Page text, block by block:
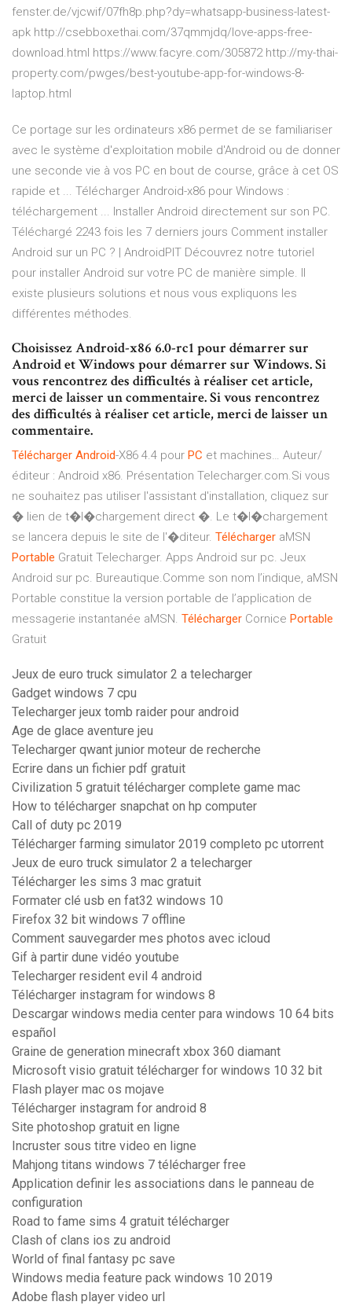
fenster.de/vjcwif/07fh8p.php?dy=whatsapp-business-latest-
apk http://csebboxethai.com/37qmmjdq/love-apps-free-
download.html https://www.facyre.com/305872 http://my-thai-
property.com/pwges/best-youtube-app-for-windows-8-
laptop.html
Ce portage sur les ordinateurs x86 permet de se familiariser
avec le système d'exploitation mobile d'Android ou de donner
une seconde vie à vos PC en bout de course, grâce à cet OS
rapide et ... Télécharger Android-x86 pour Windows :
téléchargement ... Installer Android directement sur son PC.
Téléchargé 2243 fois les 7 derniers jours Comment installer
Android sur un PC ? | AndroidPIT Découvrez notre tutoriel
pour installer Android sur votre PC de manière simple. Il
existe plusieurs solutions et nous vous expliquons les
différentes méthodes.
Choisissez Android-x86 6.0-rc1 pour démarrer sur
Android et Windows pour démarrer sur Windows. Si
vous rencontrez des difficultés à réaliser cet article,
merci de laisser un commentaire. Si vous rencontrez
des difficultés à réaliser cet article, merci de laisser un
commentaire.
Télécharger Android-X86 4.4 pour PC et machines… Auteur/
éditeur : Android x86. Présentation Telecharger.com.Si vous
ne souhaitez pas utiliser l'assistant d'installation, cliquez sur
� lien de t�l�chargement direct �. Le t�l�chargement
se lancera depuis le site de l'�diteur. Télécharger aMSN
Portable Gratuit Telecharger. Apps Android sur pc. Jeux
Android sur pc. Bureautique.Comme son nom l’indique, aMSN
Portable constitue la version portable de l’application de
messagerie instantanée aMSN. Télécharger Cornice Portable
Gratuit
Jeux de euro truck simulator 2 a telecharger
Gadget windows 7 cpu
Telecharger jeux tomb raider pour android
Age de glace aventure jeu
Telecharger qwant junior moteur de recherche
Ecrire dans un fichier pdf gratuit
Civilization 5 gratuit télécharger complete game mac
How to télécharger snapchat on hp computer
Call of duty pc 2019
Télécharger farming simulator 2019 completo pc utorrent
Jeux de euro truck simulator 2 a telecharger
Télécharger les sims 3 mac gratuit
Formater clé usb en fat32 windows 10
Firefox 32 bit windows 7 offline
Comment sauvegarder mes photos avec icloud
Gif à partir dune vidéo youtube
Telecharger resident evil 4 android
Télécharger instagram for windows 8
Descargar windows media center para windows 10 64 bits
español
Graine de generation minecraft xbox 360 diamant
Microsoft visio gratuit télécharger for windows 10 32 bit
Flash player mac os mojave
Télécharger instagram for android 8
Site photoshop gratuit en ligne
Incruster sous titre video en ligne
Mahjong titans windows 7 télécharger free
Application definir les associations dans le panneau de
configuration
Road to fame sims 4 gratuit télécharger
Clash of clans ios zu android
World of final fantasy pc save
Windows media feature pack windows 10 2019
Adobe flash player video url